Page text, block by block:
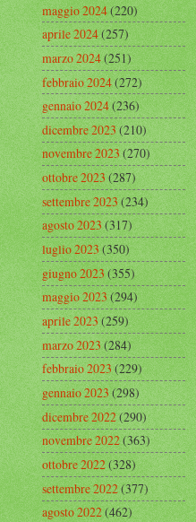
maggio 2024(220)
aprile 2024(257)
marzo 2024(251)
febbraio 2024(272)
gennaio 2024(236)
dicembre 2023(210)
novembre 2023(270)
ottobre 2023(287)
settembre 2023(234)
agosto 2023(317)
luglio 2023(350)
giugno 2023(355)
maggio 2023(294)
aprile 2023(259)
marzo 2023(284)
febbraio 2023(229)
gennaio 2023(298)
dicembre 2022(290)
novembre 2022(363)
ottobre 2022(328)
settembre 2022(377)
agosto 2022(462)